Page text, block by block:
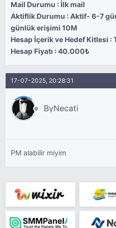
Mail Durumu : İlk mail
Aktiflik Durumu : Aktif- 6-7
günlük erişimi 10M
Hesap İçerik ve Hedef Kitlesi :
Hesap Fiyatı : 40.000₺
17-07-2025, 20:28:31
ByNecati
PM alabilir miyim